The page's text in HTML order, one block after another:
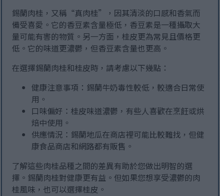
錫蘭肉桂，又稱“真肉桂”，因其清淡的口感和香氣而
備受喜愛。它的香豆素含量極低，香豆素是一種攝取大
量可能有害的物質。另一方面，桂皮更為常見且價格更
低。它的味道更濃鬱，但香豆素含量也更高。
在選擇錫蘭肉桂和桂皮時，請考慮以下幾點：
健康注意事項：錫蘭牛奶毒性較低，較適合日常使
用。
口味偏好：桂皮味道濃鬱，有些人喜歡在烹飪或烘
焙中使用。
供應情況：錫蘭地瓜在商店裡可能比較難找，但健
康食品商店和網路都有販售。
了解這些肉桂品種之間的差異有助於您做出明智的選
擇。錫蘭肉桂對健康更有益。但如果您想享受濃鬱的肉
桂風味，也可以選擇桂皮。